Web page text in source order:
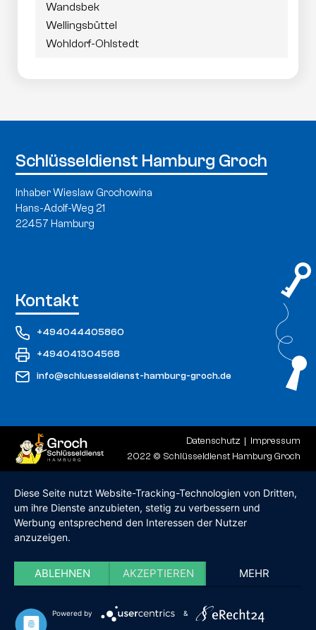
Wandsbek
Wellingsbüttel
Wohldorf-Ohlstedt
Schlüsseldienst Hamburg Groch
Inhaber Wieslaw Grochowina
Hans-Adolf-Weg 21
22457 Hamburg
Kontakt
+494044405860
+494041304568
info@schluesseldienst-hamburg-groch.de
Datenschutz
Impressum
2022 © Schlüsseldienst Hamburg Groch
Diese Seite nutzt Website-Tracking-Technologien von Dritten,
um ihre Dienste anzubieten, stetig zu verbessern und
Werbung entsprechend den Interessen der Nutzer
anzuzeigen.
ABLEHNEN AKZEPTIEREN MEHR
Powered by &